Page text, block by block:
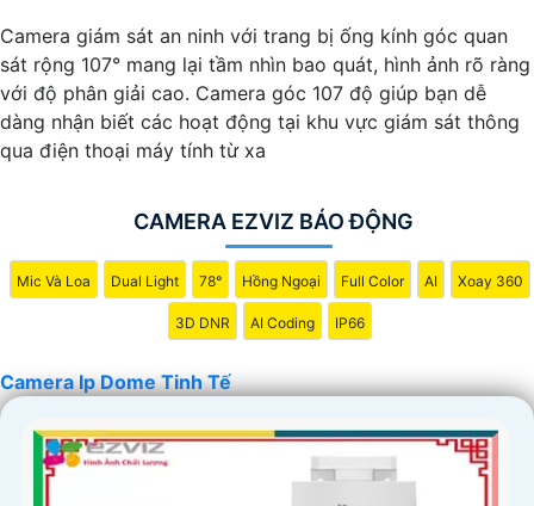
Camera giám sát an ninh với trang bị ống kính góc quan
sát rộng 107° mang lại tầm nhìn bao quát, hình ảnh rõ ràng
với độ phân giải cao. Camera góc 107 độ giúp bạn dễ
dàng nhận biết các hoạt động tại khu vực giám sát thông
qua điện thoại máy tính từ xa
CAMERA EZVIZ BÁO ĐỘNG
Mic Và Loa Dual Light 78° Hồng Ngoại Full Color AI Xoay 360
3D DNR AI Coding IP66
Camera Ip Dome Tinh Tế